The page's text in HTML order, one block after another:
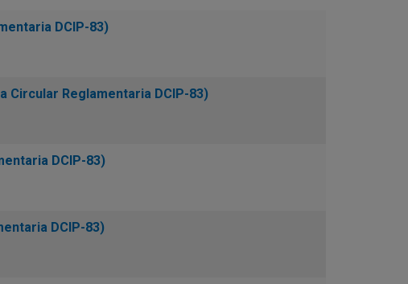
DCIP-83)
Circular Reglamentaria DCIP-83)
DCIP-83)
DCIP-83)